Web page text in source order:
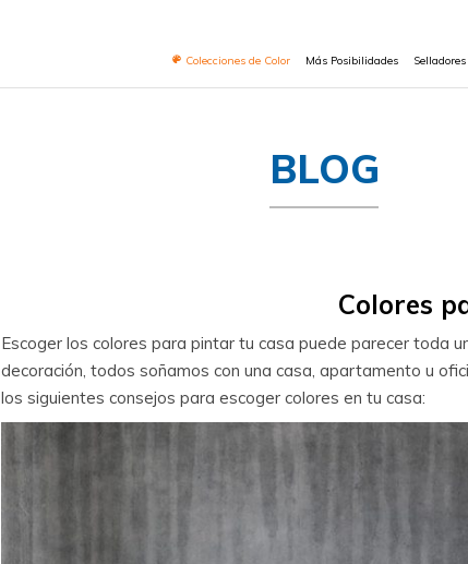
Colecciones de Color Más Posibilidades
BLOG
Colores
Escoger los colores para pintar tu casa puede parecer toda
decoración, todos soñamos con una casa, apartamento u
los siguientes consejos para escoger colores en tu casa: